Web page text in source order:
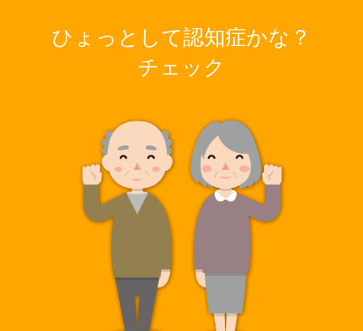
ひょっとして認知症かな？
チェック